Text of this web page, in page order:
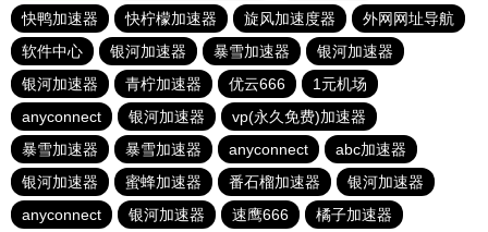
快鸭加速器
快柠檬加速器 旋风加速度器
外网网址导航
软件中心
银河加速器 暴雪加速器
银河加速器
银河加速器
青柠加速器 优云666
1元机场
anyconnect
银河加速器
vp(永久免费)加速器
暴雪加速器
暴雪加速器 anyconnect
abc加速器
银河加速器
蜜蜂加速器 番石榴加速器
银河加速器
anyconnect
银河加速器 速鹰666 橘子加速器